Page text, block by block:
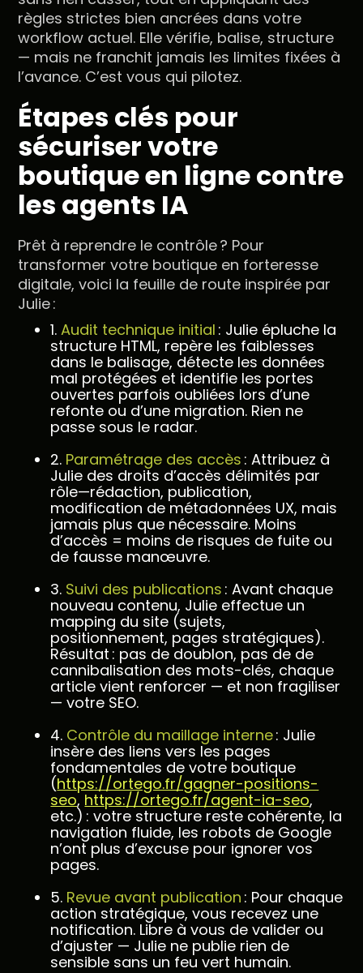
règles strictes bien ancrées dans votre
workflow actuel. Elle vérifie, balise, structure
— mais ne franchit jamais les limites fixées à
l’avance. C’est vous qui pilotez.
Étapes clés pour
sécuriser votre
boutique en ligne contre
les agents IA
Prêt à reprendre le contrôle ? Pour
transformer votre boutique en forteresse
digitale, voici la feuille de route inspirée par
Julie :
1.Audit technique initial : Julie épluche la
structure HTML, repère les faiblesses
dans le balisage, détecte les données
mal protégées et identifie les portes
ouvertes parfois oubliées lors d’une
refonte ou d’une migration. Rien ne
passe sous le radar.
2. Paramétrage des accès : Attribuez à
Julie des droits d’accès délimités par
rôle—rédaction, publication,
modification de métadonnées UX, mais
jamais plus que nécessaire. Moins
d’accès = moins de risques de fuite ou
de fausse manœuvre.
3. Suivi des publications : Avant chaque
nouveau contenu, Julie effectue un
mapping du site (sujets,
positionnement, pages stratégiques).
Résultat : pas de doublon, pas de de
cannibalisation des mots-clés, chaque
article vient renforcer — et non fragiliser
— votre SEO.
4. Contrôle du maillage interne: Julie
insère des liens vers les pages
fondamentales de votre boutique
(https://ortego.fr/gagner-positions-
seo, https://ortego.fr/agent-ia-seo,
etc.) : votre structure reste cohérente, la
navigation fluide, les robots de Google
n’ont plus d’excuse pour ignorer vos
pages.
5. Revue avant publication : Pour chaque
action stratégique, vous recevez une
notification. Libre à vous de valider ou
d’ajuster — Julie ne publie rien de
sensible sans un feu vert humain.